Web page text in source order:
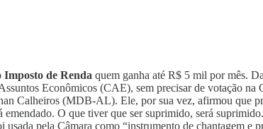
Imposto de Renda quem ganha até R$ 5 mil por mês.
Econômicos (CAE), sem precisar de votação na
Calheiros (MDB-AL). Ele, por sua vez, afirmou que
O que tiver que ser suprimido, será
pela Câmara como “instrumento de chantagem e